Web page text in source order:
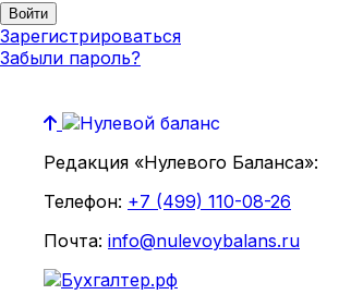
Зарегистрироваться
Забыли пароль?
Редакция «Нулевого Баланса»:
Телефон: +7 (499) 110-08-26
Почта: info@nulevoybalans.ru